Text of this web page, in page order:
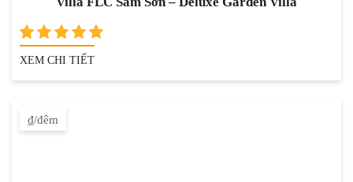
XEM CHI TIẾT
₫/đêm